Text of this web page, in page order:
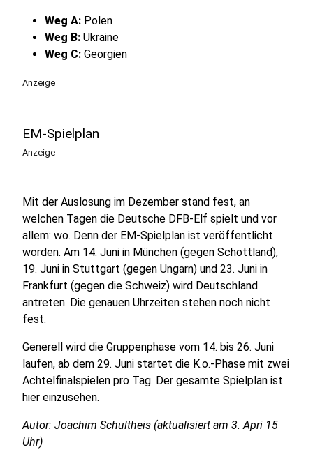
Weg A: Polen
Weg B: Ukraine
Weg C: Georgien
Anzeige
EM-Spielplan
Anzeige
Mit der Auslosung im Dezember stand fest, an
welchen Tagen die Deutsche DFB-Elf spielt und vor
allem: wo. Denn der EM-Spielplan ist veröffentlicht
worden. Am 14. Juni in München (gegen Schottland),
19. Juni in Stuttgart (gegen Ungarn) und 23. Juni in
Frankfurt (gegen die Schweiz) wird Deutschland
antreten. Die genauen Uhrzeiten stehen noch nicht
fest.
Generell wird die Gruppenphase vom 14. bis 26. Juni
laufen, ab dem 29. Juni startet die K.o.-Phase mit zwei
Achtelfinalspielen pro Tag. Der gesamte Spielplan ist
hier einzusehen.
Autor: Joachim Schultheis (aktualisiert am 3. Apri 15
Uhr)